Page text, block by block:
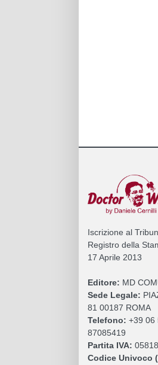
Iscrizione al
Registro della
17 Aprile 2013
Editore: MD
Sede Legale:
81 00187 ROMA
Telefono: +39 06
87085419
Partita IVA:
Codice Univoco